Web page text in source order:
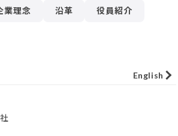
業理念 沿革 役員紹介
English